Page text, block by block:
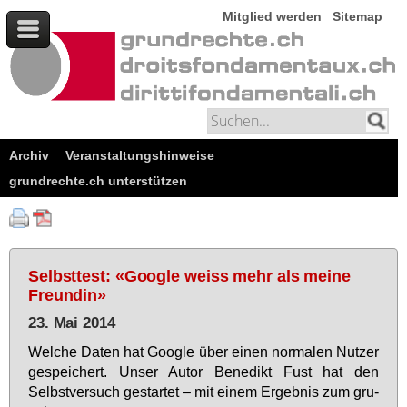
Mitglied werden Sitemap
Archiv
Veranstaltungshinweise
grundrechte.ch unterstützen
Selbsttest: «Google weiss mehr als meine
Freundin»
23. Mai 2014
Wel­che Da­ten hat Goog­le über ei­nen nor­ma­len Nut­zer
ge­spei­chert. Un­ser Au­tor Be­ne­dikt Fust hat den
Selbst­ver­such ge­star­tet – mit ei­nem Er­geb­nis zum gru­